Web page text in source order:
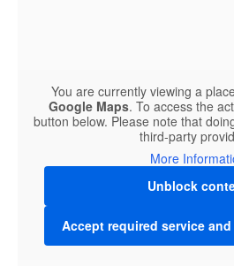
You are currently viewing a
Google Maps. To access the
button below. Please note that
third-party
More
Unblock
Accept required service